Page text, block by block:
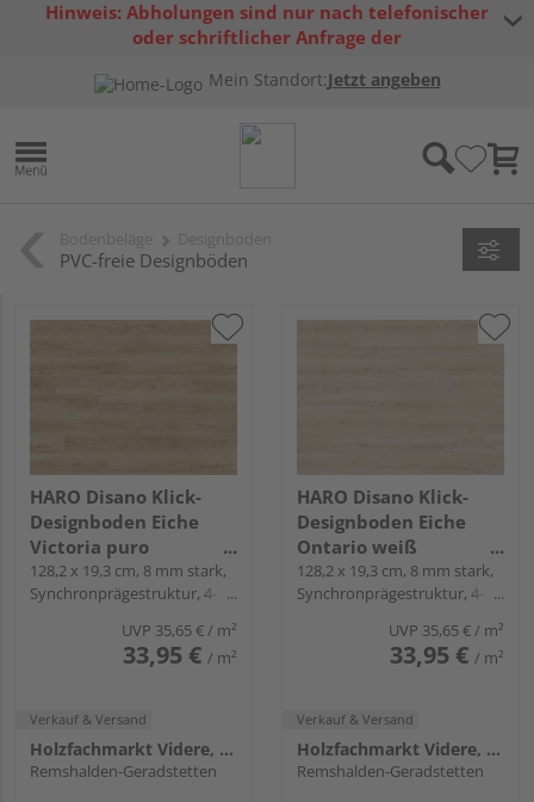
Hinweis: Abholungen sind nur nach telefonischer
oder schriftlicher Anfrage der
Mein Standort:Jetzt angeben
PVC-freie Designböden
HARO Disano Klick-
Designboden Eiche
Victoria puro
Landhausdiele -
WaveAqua
128,2 x 19,3 cm, 8 mm stark,
Synchronprägestruktur, 4-
UVP 35,65 €/ m²
33,95 € / m²
Verkauf & Versand
Holzfachmarkt Videre, Remshalden
Remshalden-Geradstetten
HARO Disano Klick-
Designboden Eiche
Ontario weiß
Landhausdiele -
WaveAqua
128,2 x 19,3 cm, 8 mm stark,
Synchronprägestruktur, 4-
UVP 35,65 €/ m²
33,95 € / m²
Verkauf & Versand
Holzfachmarkt Videre, Remshalden
Remshalden-Geradstetten